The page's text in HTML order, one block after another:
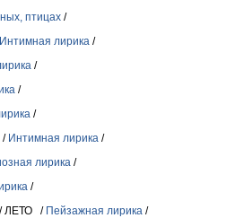
птицах /
Интимная лирика /
/
/
/
/ Интимная лирика /
лирика /
/
/ ЛЕТО / Пейзажная лирика /